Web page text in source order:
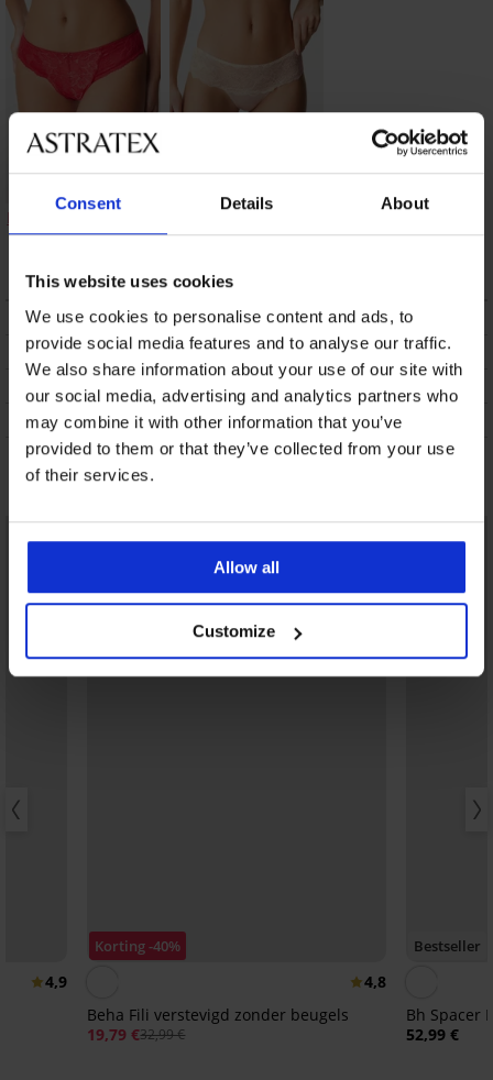
Consent Details About
This website uses cookies
We use cookies to personalise content and ads, to
provide social media features and to analyse our traffic.
We also share information about your use of our site with
our social media, advertising and analytics partners who
may combine it with other information that you’ve
provided to them or that they’ve collected from your use
of their services.
Allow all
Customize
Brazilian slip Perfect
Lace
Brazilian slip
Bloomelle kant
BESCHRIJVING
VERZENDING EN BETALING
ONDERHOUD EN WASSEN
Misschien vindt u dit ook leuk
4,9
Korting -40%
4,8
Beha Fili verstevigd zonder beugels
19,79 €32,99 €
Bestseller
52,99 €